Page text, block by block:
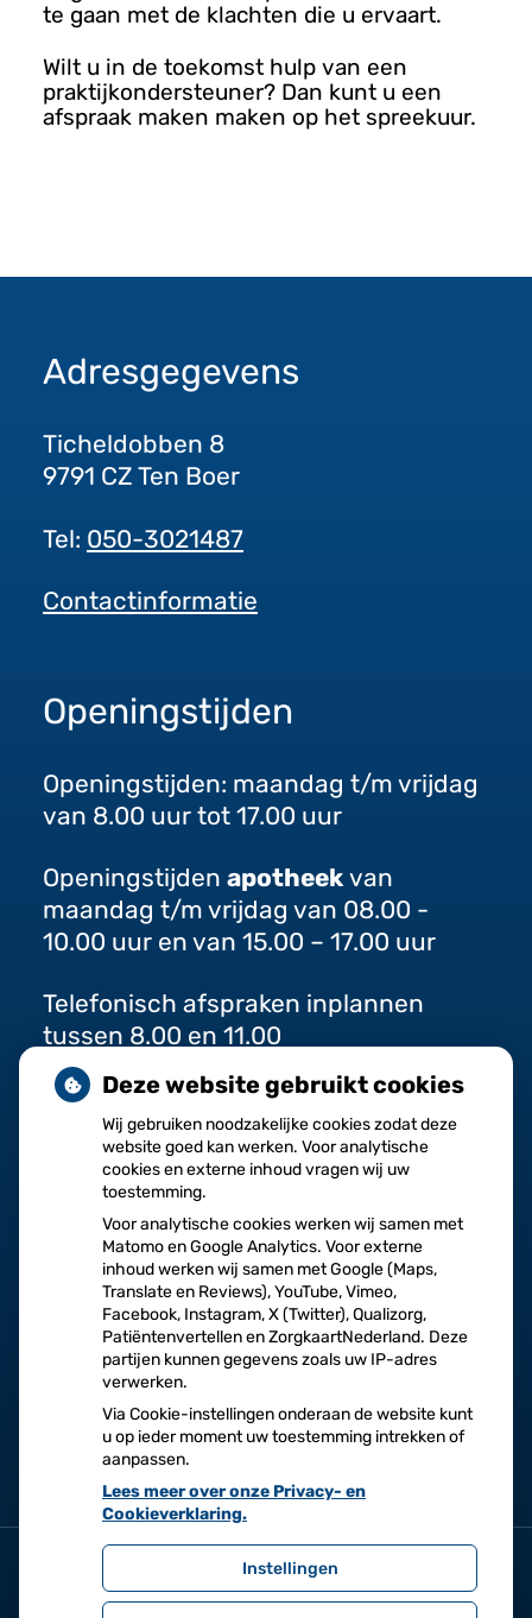
te gaan met de klachten die u ervaart.
Wilt u in de toekomst hulp van een
praktijkondersteuner? Dan kunt u een
afspraak maken maken op het spreekuur.
Adresgegevens
Ticheldobben 8
9791 CZ Ten Boer
Tel: 050-3021487
Contactinformatie
Openingstijden
Openingstijden: maandag t/m vrijdag
van 8.00 uur tot 17.00 uur
Openingstijden apotheek van
maandag t/m vrijdag van 08.00 -
10.00 uur en van 15.00 – 17.00 uur
Telefonisch afspraken inplannen
tussen 8.00 en 11.00
Herhaalrecepten
aanvragen
Vragen
stellen
Afspraken
maken
Dossier
bekijken
Deze website gebruikt cookies
Wij gebruiken noodzakelijke cookies zodat deze
website goed kan werken. Voor analytische
cookies en externe inhoud vragen wij uw
toestemming.
Voor analytische cookies werken wij samen met
Matomo en Google Analytics. Voor externe
inhoud werken wij samen met Google (Maps,
Translate en Reviews), YouTube, Vimeo,
Facebook, Instagram, X (Twitter), Qualizorg,
Patiëntenvertellen en ZorgkaartNederland. Deze
partijen kunnen gegevens zoals uw IP-adres
verwerken.
Via Cookie-instellingen onderaan de website kunt
u op ieder moment uw toestemming intrekken of
aanpassen.
Lees meer over onze Privacy- en
Cookieverklaring.
Instellingen